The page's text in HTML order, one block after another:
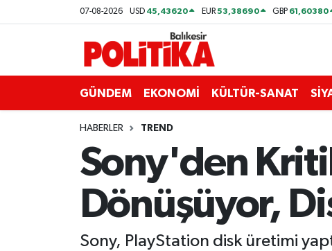
07-08-2026 USD 45,43620 EUR53,38690 GBP 61,60380
GÜNDEM EKONOMİ KÜLTÜR-SANAT
HABERLER TREND
Sony'den
Dönüşüyor,
Sony, PlayStation disk üretimi
ASTROLOJİ
Bandırma
Balıkesir Nöbetçi Eczaneler
Balıkesir Hava Durumu
Balıkesir Namaz Vakitleri
Balıkesir Trafik Yoğunluk Haritası
Süper Lig Puan Durumu ve Fikstür